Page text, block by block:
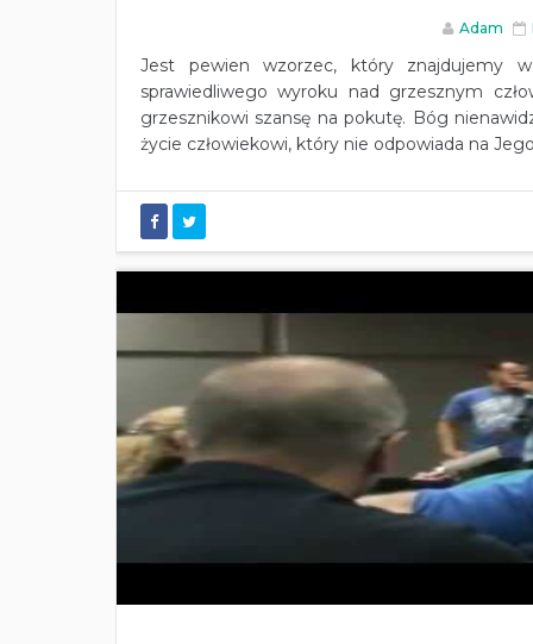
Adam
Jest pewien wzorzec, który znajdujemy
sprawiedliwego wyroku nad grzesznym
grzesznikowi szansę na pokutę. Bóg
życie człowiekowi, który nie odpowiada na